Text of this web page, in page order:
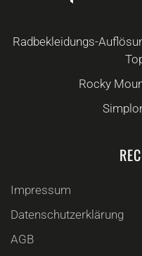
Radbekleidungs-
Rocky
Impressum
Datenschutzerklärung
AGB